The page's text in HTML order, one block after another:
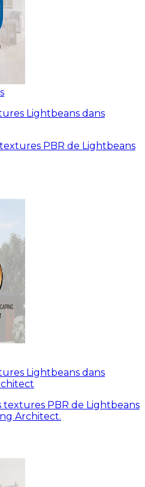
Lightbeans dans
PBR de Lightbeans
Lightbeans dans
PBR de Lightbeans
Architect.